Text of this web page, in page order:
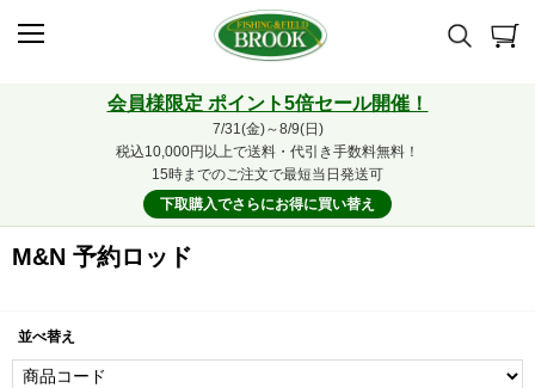
会員様限定 ポイント5倍セール開催！
7/31(金)～8/9(日)
税込10,000円以上で送料・代引き手数料無料！
15時までのご注文で最短当日発送可
下取購入でさらにお得に買い替え
M&N 予約ロッド
並べ替え